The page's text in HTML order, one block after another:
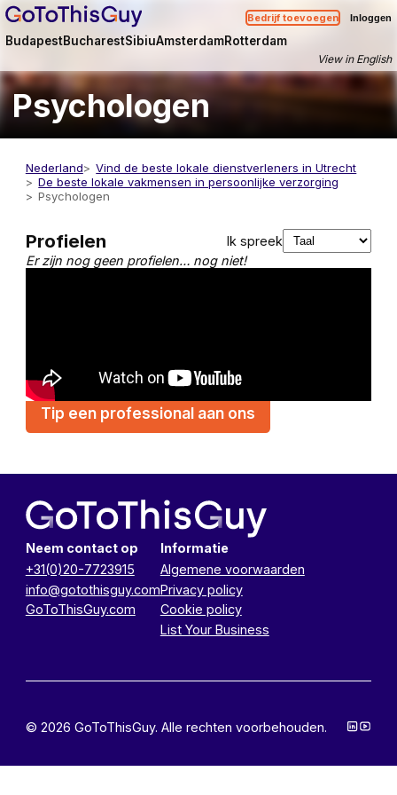
Bedrijf toevoegen Inloggen
BudapestBucharestSibiuAmsterdamRotterdam
View in English
Psychologen
Nederland
Vind de beste lokale dienstverleners in Utrecht
De beste lokale vakmensen in persoonlijke verzorging
Psychologen
Profielen
Ik spreek
Er zijn nog geen profielen… nog niet!
Tip een professional aan ons
Neem contact op
+31(0)20-7723915
info@gotothisguy.com
GoToThisGuy.com
Informatie
Algemene voorwaarden
Privacy policy
Cookie policy
List Your Business
© 2026 GoToThisGuy. Alle rechten voorbehouden.